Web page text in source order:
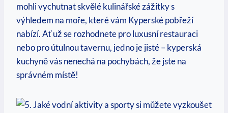
mohli‍ vychutnat ​skvělé kulinářské ⁢zážitky s
výhledem ⁤na moře, které vám Kyperské pobřeží
nabízí. ⁤Ať ​už se rozhodnete pro luxusní restauraci
nebo‌ pro útulnou tavernu, jedno je jisté – kyperská
kuchyně vás ⁤nenechá na pochybách, ‌že jste na⁢
správném místě!